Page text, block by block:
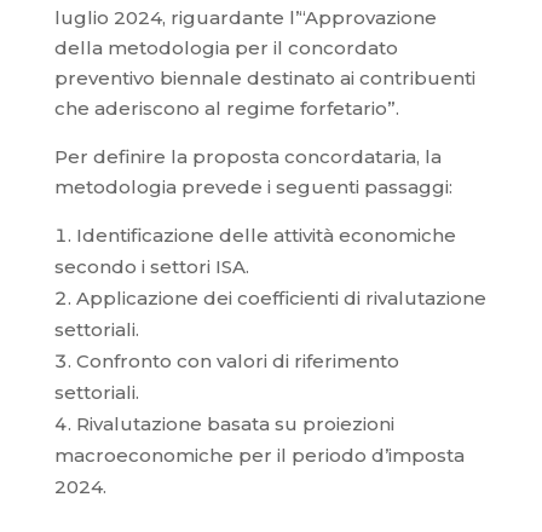
luglio 2024, riguardante l’“Approvazione
della metodologia per il concordato
preventivo biennale destinato ai contribuenti
che aderiscono al regime forfetario”.
Per definire la proposta concordataria, la
metodologia prevede i seguenti passaggi:
Identificazione delle attività economiche
secondo i settori ISA.
Applicazione dei coefficienti di rivalutazione
settoriali.
Confronto con valori di riferimento
settoriali.
Rivalutazione basata su proiezioni
macroeconomiche per il periodo d’imposta
2024.